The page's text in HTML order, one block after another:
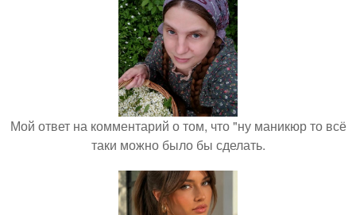
Мой ответ на комментарий о том, что "ну маникюр то всё
таки можно было бы сделать.